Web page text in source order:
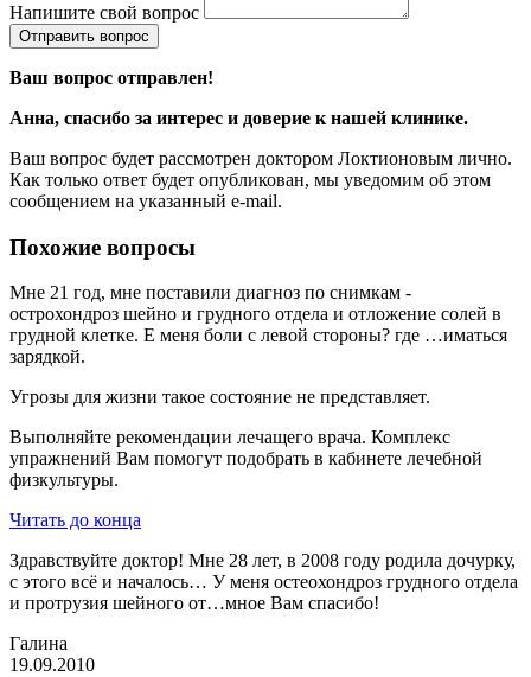
Напишите свой вопрос
Отправить вопрос
Ваш вопрос отправлен!
Анна, спасибо за интерес и доверие к нашей клинике.
Ваш вопрос будет рассмотрен доктором Локтионовым лично.
Как только ответ будет опубликован, мы уведомим об этом
сообщением на указанный e-mail.
Похожие вопросы
Мне 21 год, мне поставили диагноз по снимкам -
острохондроз шейно и грудного отдела и отложение солей в
грудной клетке. E меня боли с левой стороны? где …иматься
зарядкой.
Угрозы для жизни такое состояние не представляет.
Выполняйте рекомендации лечащего врача. Комплекс
упражнений Вам помогут подобрать в кабинете лечебной
физкультуры.
Читать до конца
Здравствуйте доктор! Мне 28 лет, в 2008 году родила дочурку,
с этого всё и началось… У меня остеохондроз грудного отдела
и протрузия шейного от…мное Вам спасибо!
Галина
19.09.2010